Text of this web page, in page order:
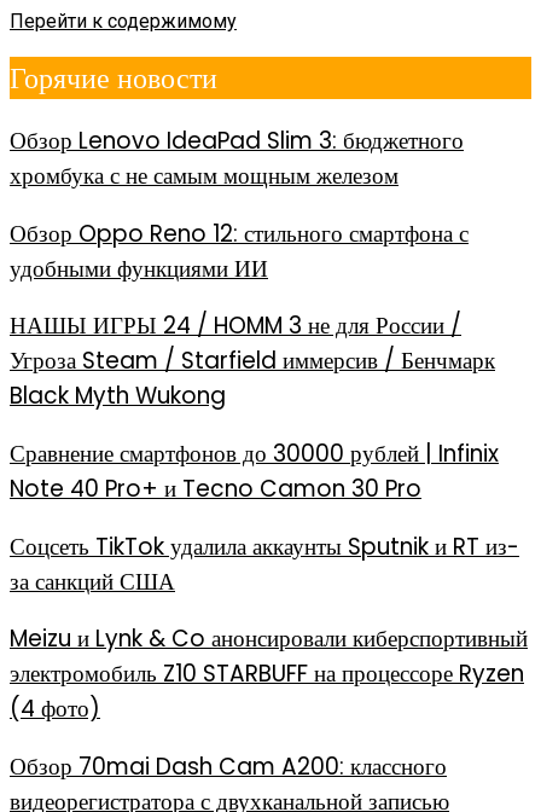
Перейти к содержимому
Горячие новости
Обзор Lenovo IdeaPad Slim 3: бюджетного
хромбука с не самым мощным железом
Обзор Oppo Reno 12: стильного смартфона с
удобными функциями ИИ
НАШЫ ИГРЫ 24 / HOMM 3 не для России /
Угроза Steam / Starfield иммерсив / Бенчмарк
Black Myth Wukong
Сравнение смартфонов до 30000 рублей | Infinix
Note 40 Pro+ и Tecno Camon 30 Pro
Соцсеть TikTok удалила аккаунты Sputnik и RT из-
за санкций США
Meizu и Lynk & Co анонсировали киберспортивный
электромобиль Z10 STARBUFF на процессоре Ryzen
(4 фото)
Обзор 70mai Dash Cam A200: классного
видеорегистратора с двухканальной записью